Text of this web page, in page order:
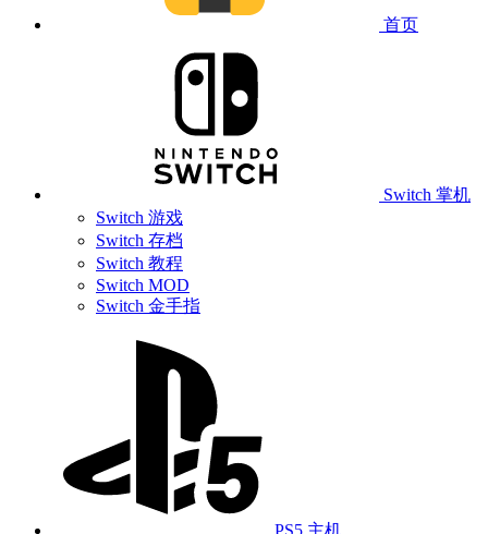
首页
Switch 掌机
Switch 游戏
Switch 存档
Switch 教程
Switch MOD
Switch 金手指